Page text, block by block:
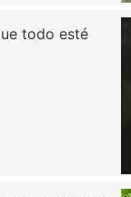
todo esté